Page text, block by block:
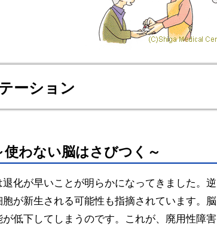
ーション
わない脳はさびつく～
化が早いことが明らかになってきました。逆
が新生される可能性も指摘されています。脳
低下してしまうのです。これが、廃用性障害